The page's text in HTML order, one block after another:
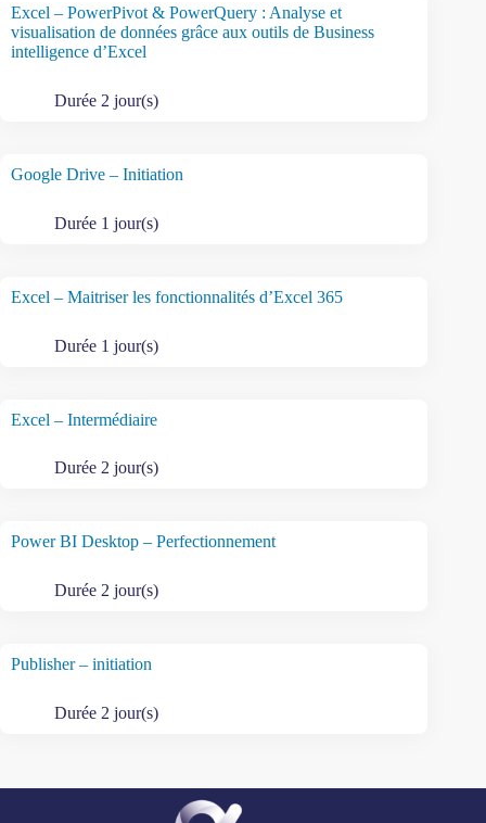
Excel – PowerPivot & PowerQuery : Analyse et
visualisation de données grâce aux outils de Business
intelligence d’Excel
Durée 2 jour(s)
Google Drive – Initiation
Durée 1 jour(s)
Excel – Maitriser les fonctionnalités d’Excel 365
Durée 1 jour(s)
Excel – Intermédiaire
Durée 2 jour(s)
Power BI Desktop – Perfectionnement
Durée 2 jour(s)
Publisher – initiation
Durée 2 jour(s)